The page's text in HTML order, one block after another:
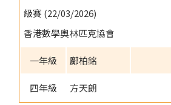
級賽 (22/03/2026)
香港數學奧林匹克協會
一年級 鄺柏銘
四年級 方天朗